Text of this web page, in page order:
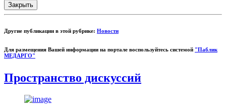
Закрыть
Другие публикации в этой рубрике: Новости
Для размещения Вашей информации на портале воспользуйтесь системой "Паблик
МЕДАРГО"
Пространство дискуссий